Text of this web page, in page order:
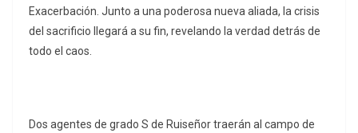
Exacerbación. Junto a una poderosa nueva aliada, la crisis
del sacrificio llegará a su fin, revelando la verdad detrás de
todo el caos.
Dos agentes de grado S de Ruiseñor traerán al campo de